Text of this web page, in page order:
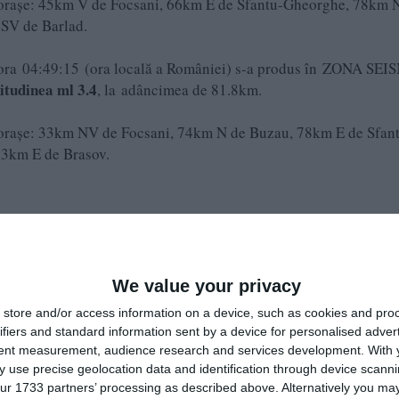
We value your privacy
store and/or access information on a device, such as cookies and
and standard information sent by a device for personalised
measurement, audience research and services development. With
use precise geolocation data and identification through device
1733 partners’ processing as described above. Alternatively you
45km V de Focsani, 66km E de Sfantu-Gheorghe, 78km
de Barlad.
04:49:15 (ora locală a României) s-a produs în ZONA
ml 3.4, la adâncimea de 81.8km.
33km NV de Focsani, 74km N de Buzau, 78km E de
E de Brasov.
a avut și unde a fost localizat epicentrul